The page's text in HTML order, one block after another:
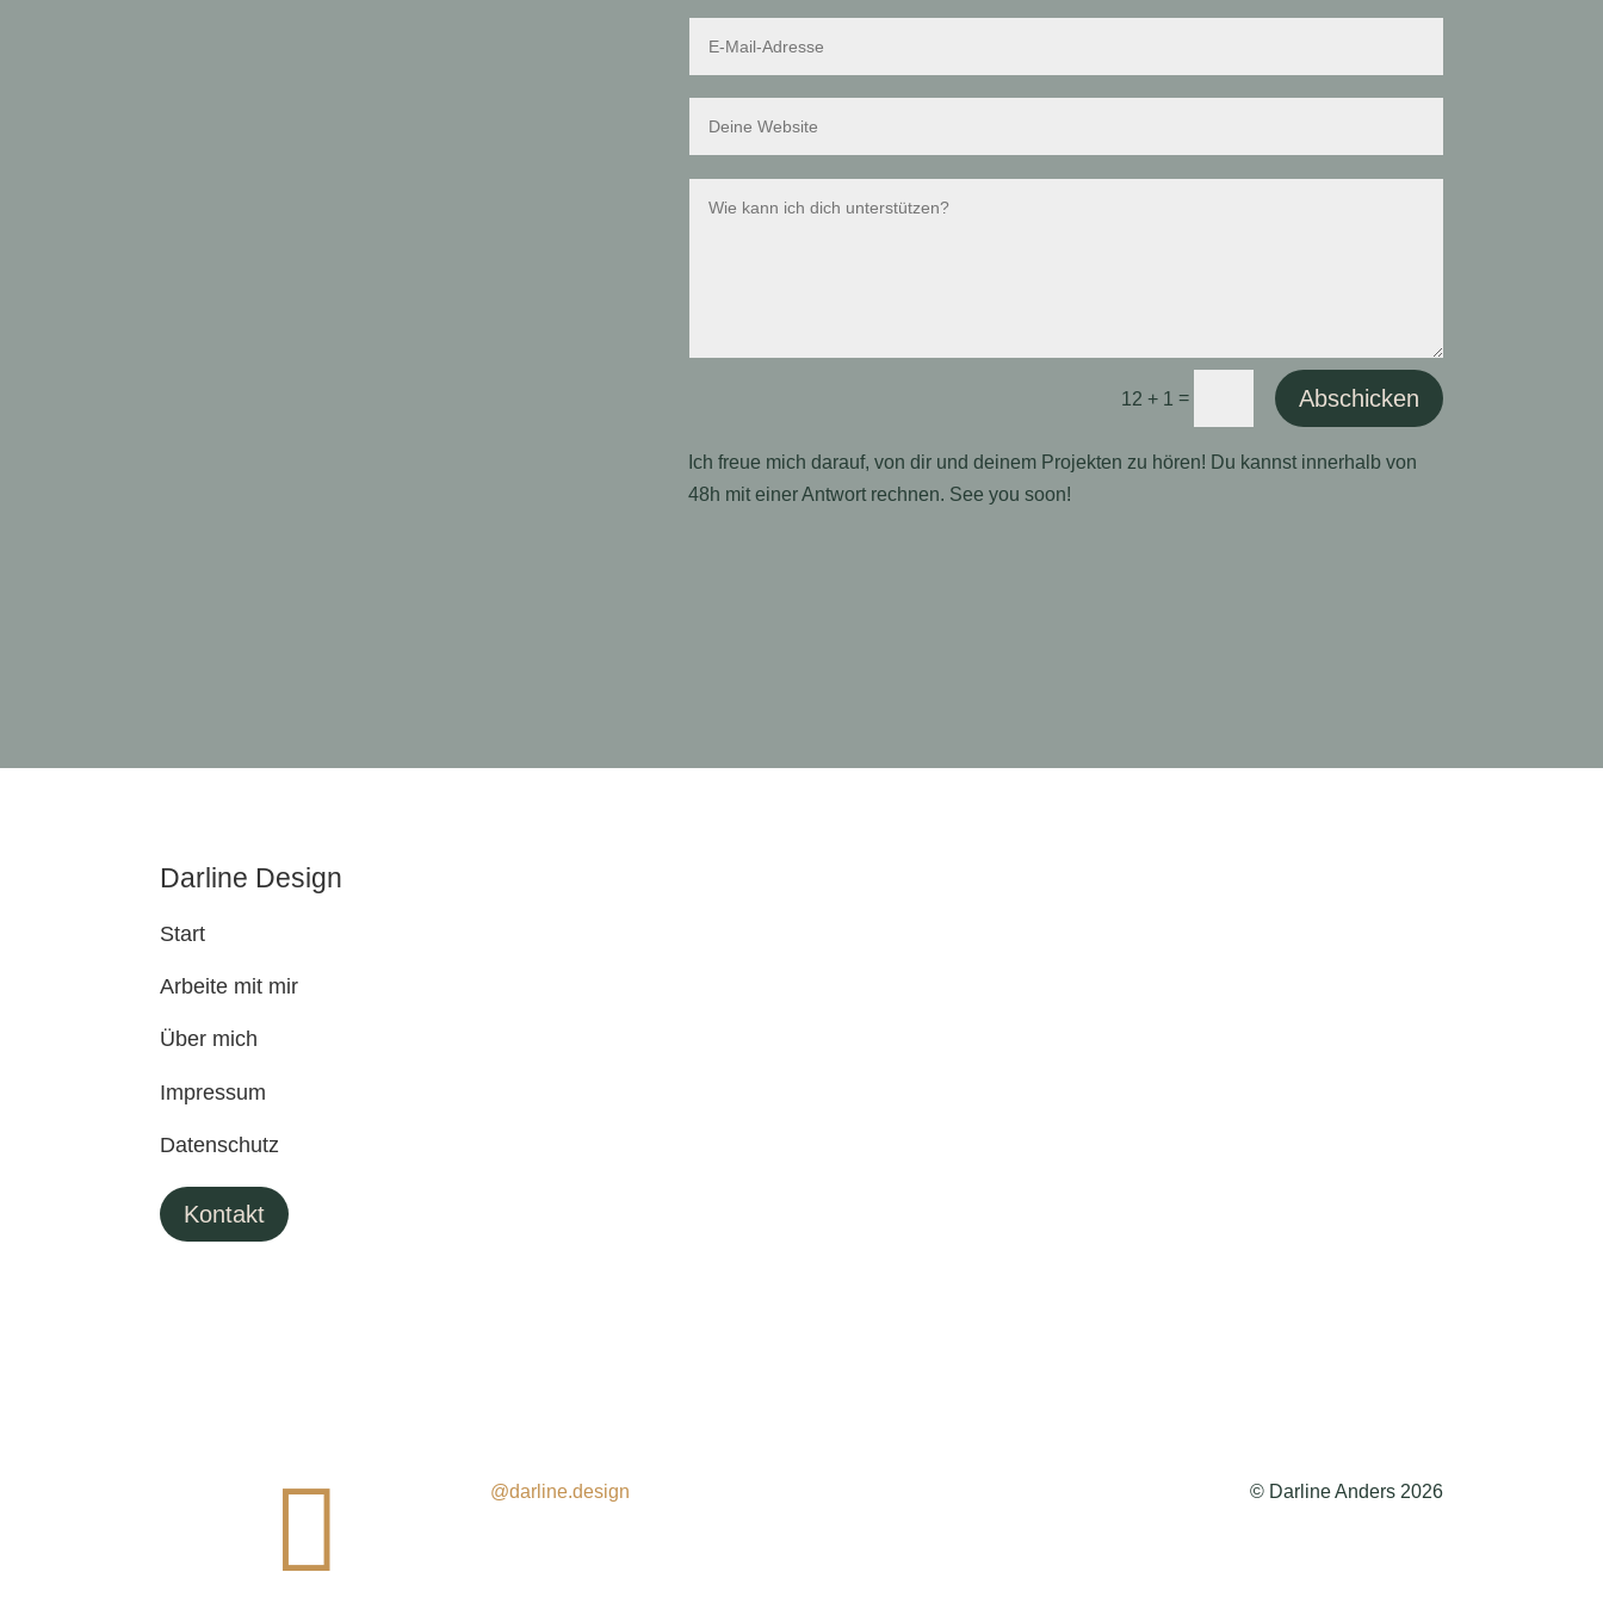
12 + 1 = Abschicken
Ich freue mich darauf, von dir und deinem Projekten zu hören! Du kannst innerhalb von
48h mit einer Antwort rechnen. See you soon!
Darline Design
Start
Arbeite mit mir
Über mich
Impressum
Datenschutz
Kontakt
 @darline.design © Darline Anders 2026